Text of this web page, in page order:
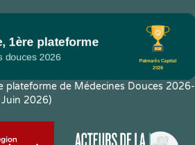
plateforme de Médecines Douces 2026-
2026)